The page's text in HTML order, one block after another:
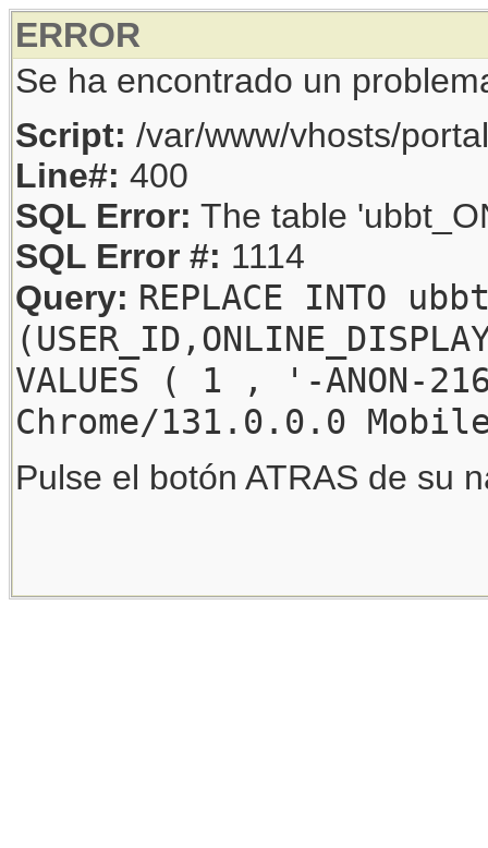
ERROR
Se ha encontrado un
Script: /var/www/vhosts/
Line#: 400
SQL Error: The table
SQL Error #: 1114
Query: REPLACE INTO
VALUES ( 1 , '-
Chrome/131.0.0.0
Pulse el botón ATRAS de su